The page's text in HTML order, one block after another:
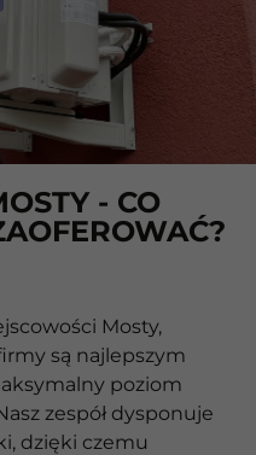
- CO
Mosty,
są najlepszym
poziom
zespół dysponuje
dzięki czemu